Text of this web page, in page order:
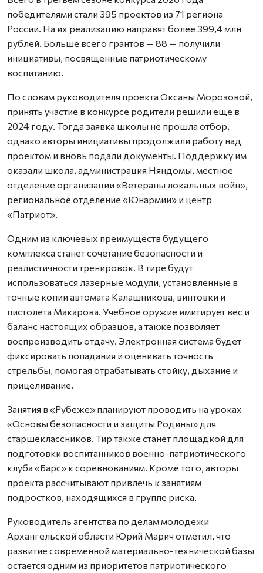
победителями стали 395 проектов из 71 региона
России. На их реализацию направят более 399,4 млн
рублей. Больше всего грантов — 88 — получили
инициативы, посвященные патриотическому
воспитанию.
По словам руководителя проекта Оксаны Морозовой,
принять участие в конкурсе родители решили еще в
2024 году. Тогда заявка школы не прошла отбор,
однако авторы инициативы продолжили работу над
проектом и вновь подали документы. Поддержку им
оказали школа, администрация Няндомы, местное
отделение организации «Ветераны локальных войн»,
региональное отделение «Юнармии» и центр
«Патриот».
Одним из ключевых преимуществ будущего
комплекса станет сочетание безопасности и
реалистичности тренировок. В тире будут
использоваться лазерные модули, установленные в
точные копии автомата Калашникова, винтовки и
пистолета Макарова. Учебное оружие имитирует вес и
баланс настоящих образцов, а также позволяет
воспроизводить отдачу. Электронная система будет
фиксировать попадания и оценивать точность
стрельбы, помогая отрабатывать стойку, дыхание и
прицеливание.
Занятия в «Рубеже» планируют проводить на уроках
«Основы безопасности и защиты Родины» для
старшеклассников. Тир также станет площадкой для
подготовки воспитанников военно-патриотического
клуба «Барс» к соревнованиям. Кроме того, авторы
проекта рассчитывают привлечь к занятиям
подростков, находящихся в группе риска.
Руководитель агентства по делам молодежи
Архангельской области Юрий Марич отметил, что
развитие современной материально-технической базы
остается одним из приоритетов патриотического